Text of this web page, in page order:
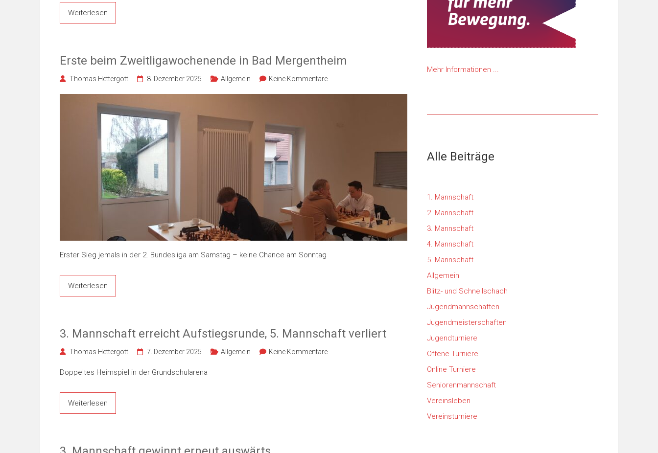
Weiterlesen
Erste beim Zweitligawochenende in Bad Mergentheim
Thomas Hettergott 8. Dezember 2025 Allgemein Keine Kommentare
Erster Sieg jemals in der 2. Bundesliga am Samstag – keine Chance am Sonntag
Weiterlesen
3. Mannschaft erreicht Aufstiegsrunde, 5. Mannschaft verliert
Thomas Hettergott 7. Dezember 2025 Allgemein Keine Kommentare
Doppeltes Heimspiel in der Grundschularena
Weiterlesen
Mehr Informationen ...
Alle Beiträge
1. Mannschaft
2. Mannschaft
3. Mannschaft
4. Mannschaft
5. Mannschaft
Allgemein
Blitz- und Schnellschach
Jugendmannschaften
Jugendmeisterschaften
Jugendturniere
Offene Turniere
Online Turniere
Seniorenmannschaft
Vereinsleben
Vereinsturniere